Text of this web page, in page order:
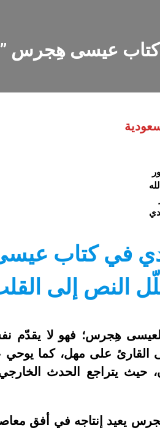
كتاب عيسى هِجرس
في كتاب
النص إلى
هِجرس؛ فهو لا يقدّم
القارئ على مهل، كما يوحي
حيث يتراجع الحدث الخارجي
يعيد إنتاجه في أفق